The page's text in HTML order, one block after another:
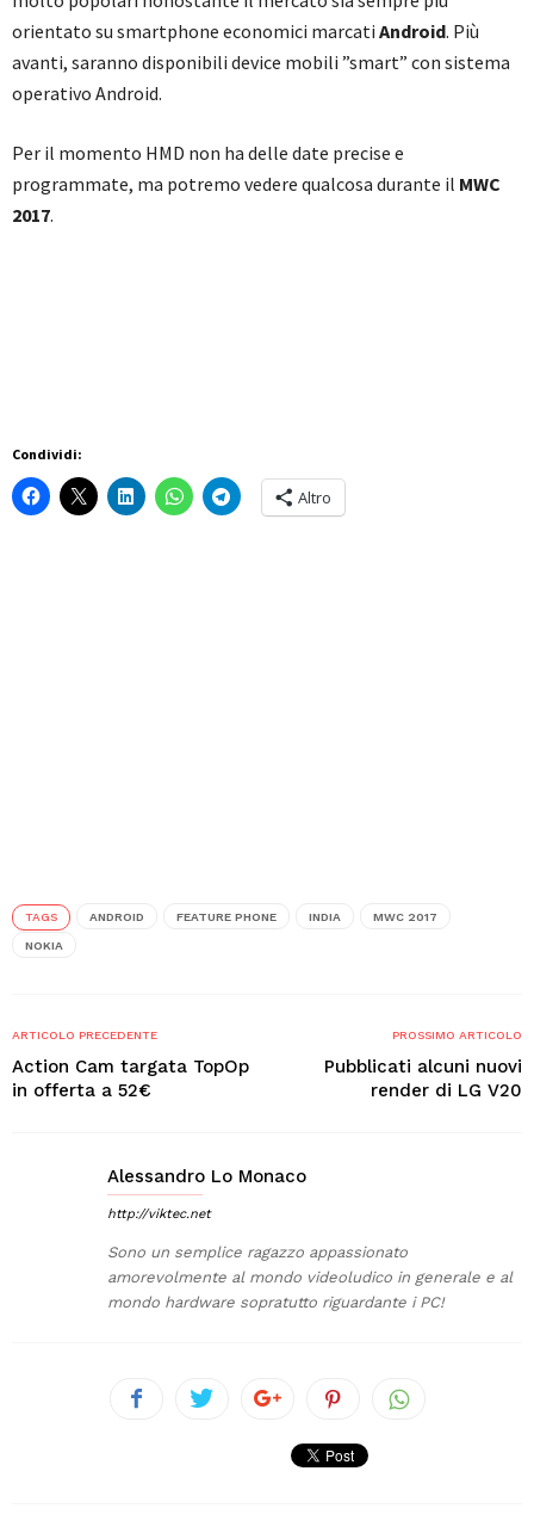
orientato su smartphone economici marcati Android. Più
avanti, saranno disponibili device mobili ”smart” con sistema
operativo Android.
Per il momento HMD non ha delle date precise e
programmate, ma potremo vedere qualcosa durante il MWC
2017.
Condividi:
Altro
TAGS ANDROID FEATURE PHONE INDIA MWC 2017
NOKIA
ARTICOLO PRECEDENTE
Action Cam targata TopOp
in offerta a 52€
PROSSIMO ARTICOLO
Pubblicati alcuni nuovi
render di LG V20
Alessandro Lo Monaco
http://viktec.net
Sono un semplice ragazzo appassionato
amorevolmente al mondo videoludico in generale e al
mondo hardware sopratutto riguardante i PC!